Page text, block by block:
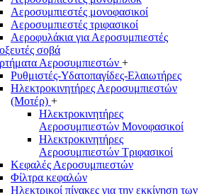
Αεροσυμπιεστές μονοφασικοί
Αεροσυμπιεστές τριφασικοί
Αεροφυλάκια για Αεροσυμπιεστές
σοβά
Αεροσυμπιεστών +
Ρυθμιστές-Υδατοπαγίδες-Ελαιωτήρες
Ηλεκτροκινητήρες Αεροσυμπιεστών
(Μοτέρ) +
Ηλεκτροκινητήρες
Αεροσυμπιεστών Μονοφασικοί
Ηλεκτροκινητήρες
Αεροσυμπιεστών Τριφασικοί
Κεφαλές Αεροσυμπιεστών
Φίλτρα κεφαλών
Ηλεκτρικοί πίνακες για την εκκίνηση των